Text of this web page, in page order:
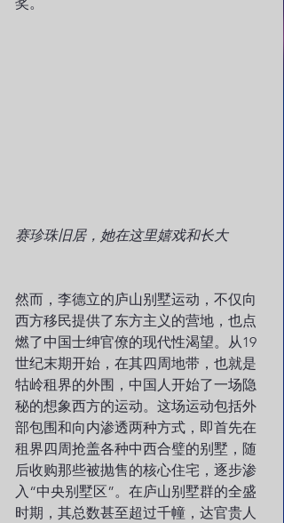
赛珍珠旧居，她在这里嬉戏和长大
然而，李德立的庐山别墅运动，不仅向
西方移民提供了东方主义的营地，也点
燃了中国士绅官僚的现代性渴望。从19
世纪末期开始，在其四周地带，也就是
牯岭租界的外围，中国人开始了一场隐
秘的想象西方的运动。这场运动包括外
部包围和向内渗透两种方式，即首先在
租界四周抢盖各种中西合璧的别墅，随
后收购那些被抛售的核心住宅，逐步渗
入“中央别墅区”。在庐山别墅群的全盛
时期，其总数甚至超过千幢，达官贵人